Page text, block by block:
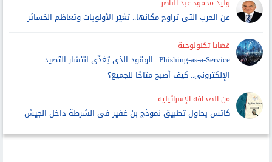
وليد محمود عبد الناصر
عن الحرب التى تراوح مكانها.. تغيّر الأولويات وتعاظم الخسائر
قضايا تكنولوجية
Phishing-as-a-Service ..الوقود الذى يُغذّى انتشار التّصيد
الإلكترونى.. كيف أصبح متاحًا للجميع؟
من الصحافة الإسرائيلية
كاتس يحاول تطبيق نموذج بن غفير فى الشرطة داخل الجيش